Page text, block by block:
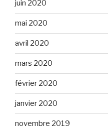
juin 2020
mai 2020
avril 2020
mars 2020
février 2020
janvier 2020
novembre 2019